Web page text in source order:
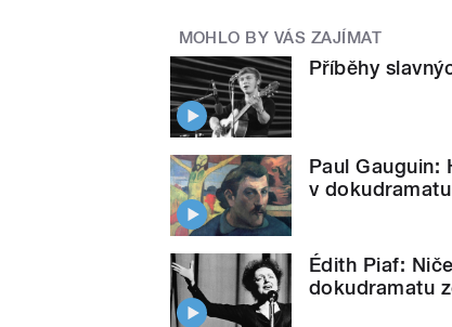
MOHLO BY VÁS ZAJÍMAT
Příběhy
Paul Gauguin:
v
Édith Piaf:
dokudramatu